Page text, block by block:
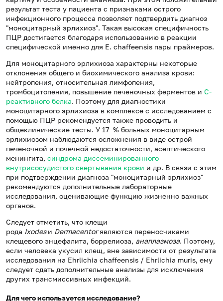
результат теста у пациента с признаками острого
инфекционного процесса позволяет подтвердить диагноз
"моноцитарный эрлихиоз". Такая высокая специфичность
ПЦР достигается благодаря использованию в реакции
специфической именно для E. chaffeensis пары праймеров.
Для моноцитарного эрлихиоза характерны некоторые
отклонения общего и биохимического анализа крови:
нейтропения, относительная лимфопения,
тромбоцитопения, повышение печеночных ферментов и С-
реактивного белка. Поэтому для диагностики
моноцитарного эрлихиоза в комплексе с исследованием с
помощью ПЦР рекомендуется также проводить и
общеклинические тесты. У 17 % больных моноцитарным
эрлихиозом наблюдаются осложнения в виде острой
печеночной и почечной недостаточности, асептического
менингита, синдрома диссеминированного
внутрисосудистого свертывания крови и др. В связи с этим
при подтверждении диагноза "моноцитарный эрлихиоз"
рекомендуются дополнительные лабораторные
исследования, оценивающие функцию жизненно важных
органов.
Следует отметить, что клещи
рода Ixodesи Dermacentorявляются переносчиками
клещевого энцефалита, боррелиоза, анаплазмоза. Поэтому,
если человека укусил клещ, вне зависимости от результата
исследования на Ehrlichia chaffeensis / Ehrlichia muris, ему
следует сдать дополнительные анализы для исключения
других трансмиссивных инфекций.
Для чего используется исследование?